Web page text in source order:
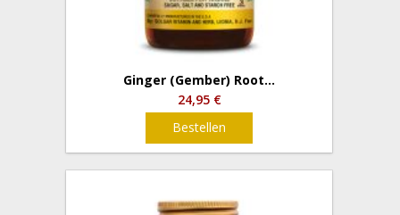
Ginger (Gember) Root...
24,95 €
Bestellen